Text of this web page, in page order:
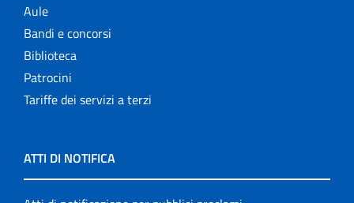
Aule
Bandi e concorsi
Biblioteca
Patrocini
Tariffe dei servizi a terzi
ATTI DI NOTIFICA